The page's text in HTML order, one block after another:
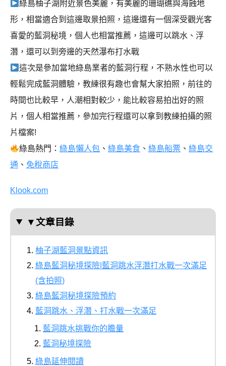
綠島柚子湖附近景色美麗，有美麗的珊瑚礁與海蝕地
形，相當適合到這邊取景拍照，這邊還有一個深受觀光客
喜愛的藍洞秘境，個人也相當推薦，這邊可以跳水、浮
潛，還可以到旁邊的天然瀑布打水戰
這次是參加當地綠島業者的藍洞行程，不熟水性也可以
輕鬆完成藍洞體驗，教練很有趣也會幫大家拍照，前往的
時間也比較早，人潮相對較少，能比較容易拍出好的照
片，個人相當推薦，參加完行程還可以拿到教練拍攝的照
片檔案!
綠島熱門：綠島懶人包 、綠島美食 、綠島船票 、綠島交
通 、 免稅商店
Klook.com
▼文章目錄
柚子湖藍洞景點資訊
綠島藍洞秘境探險|藍洞跳水浮潛打水戰一次滿足
(含拍照)
綠島藍洞秘境探險預約
藍洞跳水、浮潛、打水戰一次滿足
藍洞跳水挑戰你的膽量
藍洞秘境探險
綠島延伸閱讀